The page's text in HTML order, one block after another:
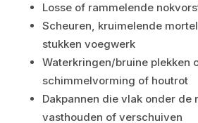
Losse of rammelende
Scheuren, kruimelende
stukken voegwerk
Waterkringen/bruine plekken
schimmelvorming of houtrot
Dakpannen die vlak onder de
vasthouden of verschuiven